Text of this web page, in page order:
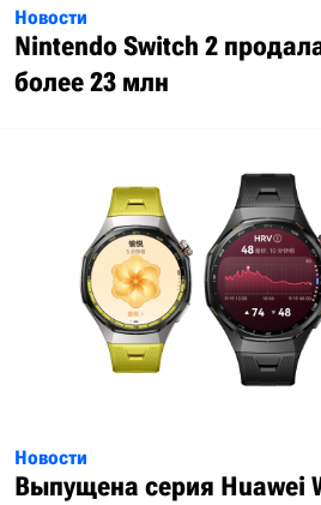
Новости
Nintendo Switch 2
более 23 млн
Новости
Выпущена серия Huawei